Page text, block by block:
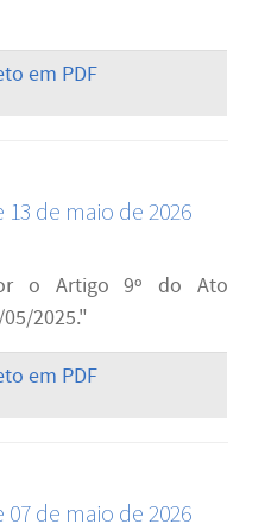
em PDF
13 de maio de 2026
o Artigo 9º do Ato
2025."
em PDF
07 de maio de 2026